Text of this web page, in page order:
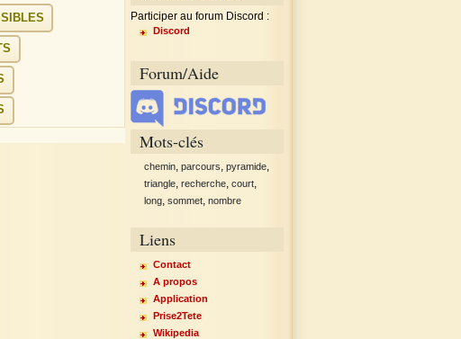
Participer au forum Discord :
Discord
Forum/Aide
Mots-clés
chemin parcours pyramide
triangle recherche court
long sommet nombre
Liens
Contact
A propos
Application
Prise2Tete
Wikipedia